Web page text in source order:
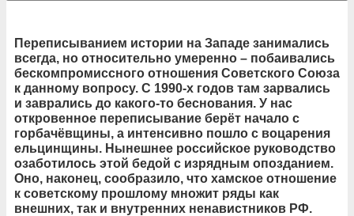
Переписыванием истории на Западе занимались
всегда, но относительно умеренно – побаивались
бескомпромиссного отношения Советского Союза
к данному вопросу. С 1990-х годов там зарвались
и заврались до какого-то беснования. У нас
откровенное переписывание берёт начало с
горбачёвщины, а интенсивно пошло с воцарения
ельцинщины. Нынешнее российское руководство
озаботилось этой бедой с изрядным опозданием.
Оно, наконец, сообразило, что хамское отношение
к советскому прошлому множит ряды как
внешних, так и внутренних ненавистников РФ.